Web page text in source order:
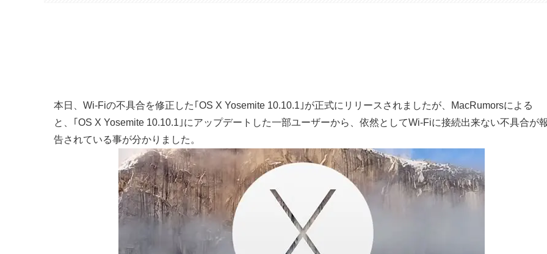
本日、Wi-Fiの不具合を修正した｢OS X Yosemite 10.10.1｣が正式にリリースされましたが、MacRumorsによる
と、｢OS X Yosemite 10.10.1｣にアップデートした一部ユーザーから、依然としてWi-Fiに接続出来ない不具合が報
告されている事が分かりました。